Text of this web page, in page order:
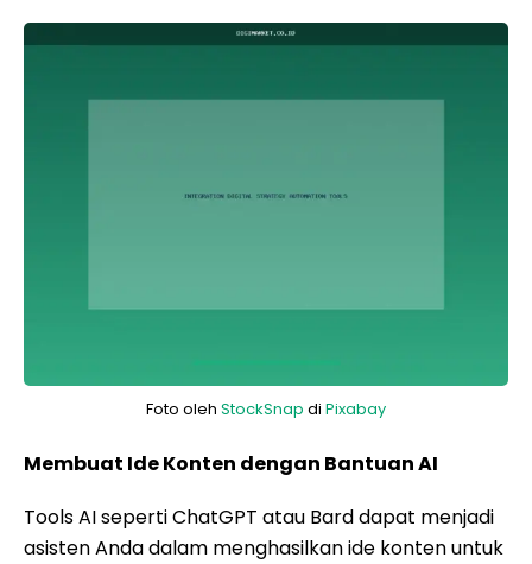
Foto oleh StockSnap di Pixabay
Membuat Ide Konten dengan Bantuan AI
Tools AI seperti ChatGPT atau Bard dapat menjadi
asisten Anda dalam menghasilkan ide konten untuk